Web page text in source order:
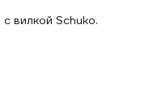
вилкой Schuko.